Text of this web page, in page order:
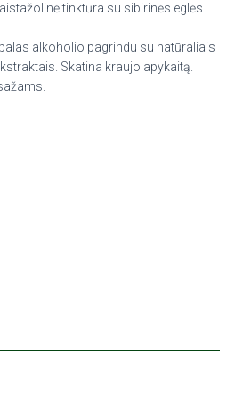
tinktūra su sibirinės eglės
alkoholio pagrindu su natūraliais
Skatina kraujo apykaitą.